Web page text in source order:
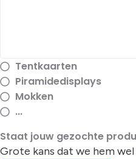
Tentkaarten
Piramidedisplays
Mokken
...
Staat jouw gezochte
Grote kans dat we hem